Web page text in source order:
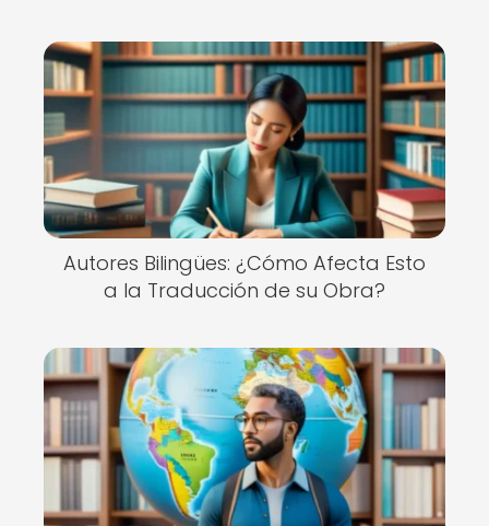
Autores Bilingües: ¿Cómo Afecta Esto
a la Traducción de su Obra?